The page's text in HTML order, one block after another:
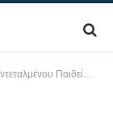
σε όσους και όσες πέτυχαν να εισαχθούν σε σχολές της Τριτοβάθμιας Εκπαίδευσης